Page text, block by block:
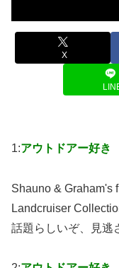
X
1:アウトドアー好き
Shauno & Graham's
Landcruiser
話題らしいぞ、見逃